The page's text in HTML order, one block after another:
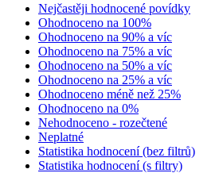
Nejčastěji hodnocené povídky
Ohodnoceno na 100%
Ohodnoceno na 90% a víc
Ohodnoceno na 75% a víc
Ohodnoceno na 50% a víc
Ohodnoceno na 25% a víc
Ohodnoceno méně než 25%
Ohodnoceno na 0%
Nehodnoceno - rozečtené
Neplatné
Statistika hodnocení (bez filtrů)
Statistika hodnocení (s filtry)